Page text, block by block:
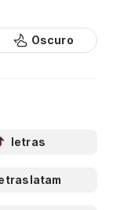
Oscuro
letras